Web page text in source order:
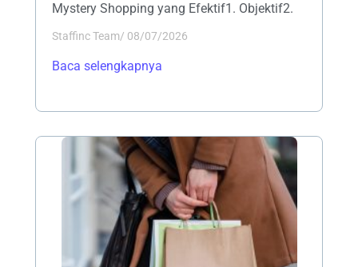
Mystery Shopping yang Efektif1. Objektif2.
Staffinc Team/ 08/07/2026
Baca selengkapnya